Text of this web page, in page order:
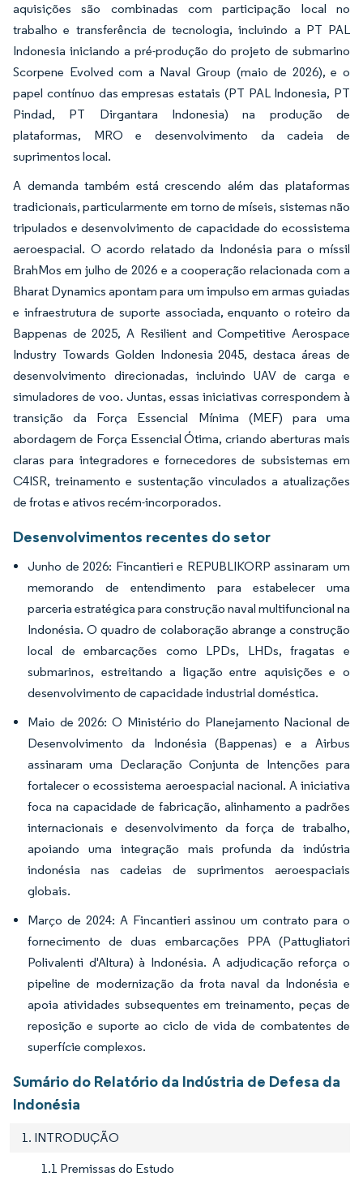
aquisições são combinadas com participação local no
trabalho e transferência de tecnologia, incluindo a PT PAL
Indonesia iniciando a pré-produção do projeto de submarino
Scorpene Evolved com a Naval Group (maio de 2026), e o
papel contínuo das empresas estatais (PT PAL Indonesia, PT
Pindad, PT Dirgantara Indonesia) na produção de
plataformas, MRO e desenvolvimento da cadeia de
suprimentos local.
A demanda também está crescendo além das plataformas
tradicionais, particularmente em torno de míseis, sistemas não
tripulados e desenvolvimento de capacidade do ecossistema
aeroespacial. O acordo relatado da Indonésia para o míssil
BrahMos em julho de 2026 e a cooperação relacionada com a
Bharat Dynamics apontam para um impulso em armas guiadas
e infraestrutura de suporte associada, enquanto o roteiro da
Bappenas de 2025, A Resilient and Competitive Aerospace
Industry Towards Golden Indonesia 2045, destaca áreas de
desenvolvimento direcionadas, incluindo UAV de carga e
simuladores de voo. Juntas, essas iniciativas correspondem à
transição da Força Essencial Mínima (MEF) para uma
abordagem de Força Essencial Ótima, criando aberturas mais
claras para integradores e fornecedores de subsistemas em
C4ISR, treinamento e sustentação vinculados a atualizações
de frotas e ativos recém-incorporados.
Desenvolvimentos recentes do setor
Junho de 2026: Fincantieri e REPUBLIKORP assinaram um
memorando de entendimento para estabelecer uma
parceria estratégica para construção naval multifuncional na
Indonésia. O quadro de colaboração abrange a construção
local de embarcações como LPDs, LHDs, fragatas e
submarinos, estreitando a ligação entre aquisições e o
desenvolvimento de capacidade industrial doméstica.
Maio de 2026: O Ministério do Planejamento Nacional de
Desenvolvimento da Indonésia (Bappenas) e a Airbus
assinaram uma Declaração Conjunta de Intenções para
fortalecer o ecossistema aeroespacial nacional. A iniciativa
foca na capacidade de fabricação, alinhamento a padrões
internacionais e desenvolvimento da força de trabalho,
apoiando uma integração mais profunda da indústria
indonésia nas cadeias de suprimentos aeroespaciais
globais.
Março de 2024: A Fincantieri assinou um contrato para o
fornecimento de duas embarcações PPA (Pattugliatori
Polivalenti d'Altura) à Indonésia. A adjudicação reforça o
pipeline de modernização da frota naval da Indonésia e
apoia atividades subsequentes em treinamento, peças de
reposição e suporte ao ciclo de vida de combatentes de
superfície complexos.
Sumário do Relatório da Indústria de Defesa da
Indonésia
1. INTRODUÇÃO
1.1 Premissas do Estudo